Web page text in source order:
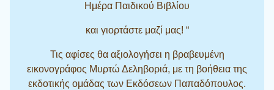
Ημέρα Παιδικού Βιβλίου
και γιορτάστε μαζί μας! “
Τις αφίσες θα αξιολογήσει η βραβευμένη
εικονογράφος Μυρτώ Δεληβοριά, με τη βοήθεια της
εκδοτικής ομάδας των Εκδόσεων Παπαδόπουλος.